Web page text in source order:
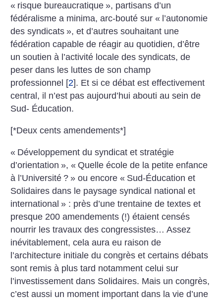
« risque bureaucratique », partisans d’un
fédéralisme a minima, arc-bouté sur « l’autonomie
des syndicats », et d’autres souhaitant une
fédération capable de réagir au quotidien, d’être
un soutien à l’activité locale des syndicats, de
peser dans les luttes de son champ
professionnel [2]. Et si ce débat est effectivement
central, il n’est pas aujourd’hui abouti au sein de
Sud- Éducation.
[*Deux cents amendements*]
« Développement du syndicat et stratégie
d’orientation », « Quelle école de la petite enfance
à l’Université ? » ou encore « Sud-Éducation et
Solidaires dans le paysage syndical national et
international » : près d’une trentaine de textes et
presque 200 amendements (!) étaient censés
nourrir les travaux des congressistes… Assez
inévitablement, cela aura eu raison de
l’architecture initiale du congrès et certains débats
sont remis à plus tard notamment celui sur
l’investissement dans Solidaires. Mais un congrès,
c’est aussi un moment important dans la vie d’une